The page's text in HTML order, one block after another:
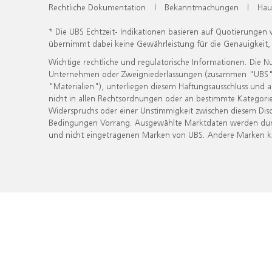
Rechtliche Dokumentation | Bekanntmachungen |
* Die UBS Echtzeit- Indikationen basieren auf
übernimmt dabei keine Gewährleistung für die
Wichtige rechtliche und regulatorische Informationen. Die
Unternehmen oder Zweigniederlassungen (zusammen
"Materialien"), unterliegen diesem Haftungsausschluss
nicht in allen Rechtsordnungen oder an bestimmte
Widerspruchs oder einer Unstimmigkeit zwischen diesem
Bedingungen Vorrang. Ausgewählte Marktdaten werden
und nicht eingetragenen Marken von UBS. Andere Marken